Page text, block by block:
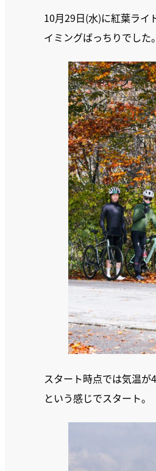
10月29日(水)に紅葉ライ
イミングばっちりでした。
スタート時点では気温が
という感じでスタート。